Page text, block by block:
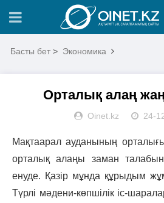
Басты бет > Экономика
Орталық алаң
Oinet.kz 24-
Мақтаарал ауданының
орталық алаңы заман
енуде. Қазір мұнда құрыдым
Түрлі мәдени-көпшілік іс-